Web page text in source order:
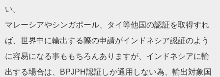
い。
マレーシアやシンガポール、タイ等他国の認証を取得すれ
ば、世界中に輸出する際の申請がインドネシア認証のよう
に容易になる事ももちろんありますが、インドネシアに輸
出する場合は、BPJPH認証しか通用しない為、輸出対象国